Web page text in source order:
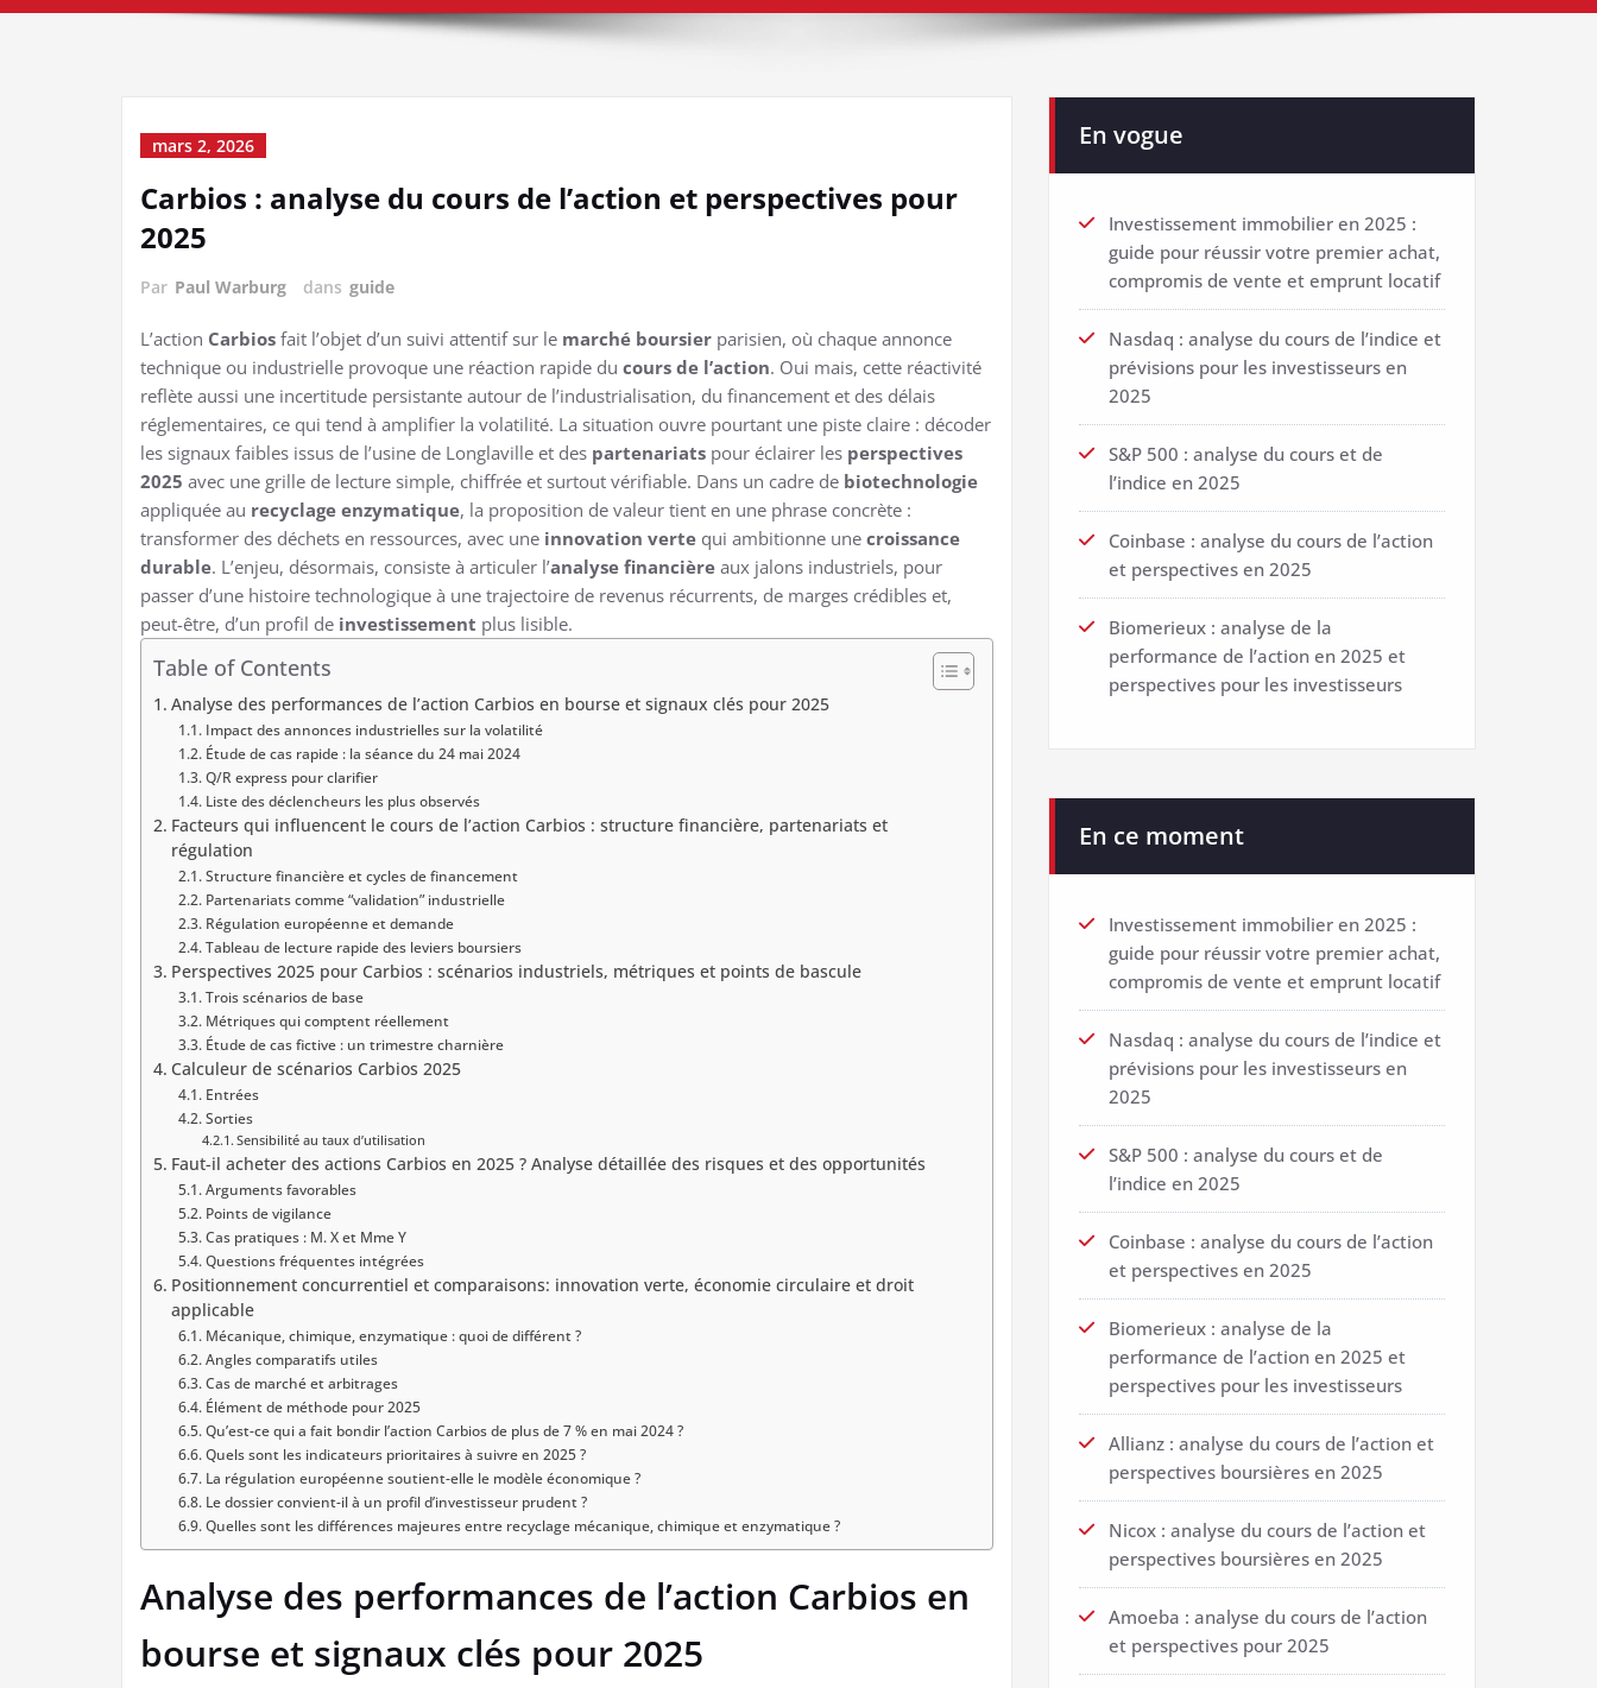
mars 2, 2026
Carbios : analyse du cours de l’action et perspectives pour
2025
Par Paul Warburg dans guide
L’action Carbios fait l’objet d’un suivi attentif sur le marché boursier parisien, où chaque annonce
technique ou industrielle provoque une réaction rapide du cours de l’action. Oui mais, cette réactivité
reflète aussi une incertitude persistante autour de l’industrialisation, du financement et des délais
réglementaires, ce qui tend à amplifier la volatilité. La situation ouvre pourtant une piste claire : décoder
les signaux faibles issus de l’usine de Longlaville et des partenariats pour éclairer les perspectives
2025 avec une grille de lecture simple, chiffrée et surtout vérifiable. Dans un cadre de biotechnologie
appliquée au recyclage enzymatique, la proposition de valeur tient en une phrase concrète :
transformer des déchets en ressources, avec une innovation verte qui ambitionne une croissance
durable. L’enjeu, désormais, consiste à articuler l’analyse financière aux jalons industriels, pour
passer d’une histoire technologique à une trajectoire de revenus récurrents, de marges crédibles et,
peut-être, d’un profil de investissement plus lisible.
Table of Contents
Analyse des performances de l’action Carbios en bourse et signaux clés pour 2025
Impact des annonces industrielles sur la volatilité
Étude de cas rapide : la séance du 24 mai 2024
Q/R express pour clarifier
Liste des déclencheurs les plus observés
Facteurs qui influencent le cours de l’action Carbios : structure financière, partenariats et
régulation
Structure financière et cycles de financement
Partenariats comme “validation” industrielle
Régulation européenne et demande
Tableau de lecture rapide des leviers boursiers
Perspectives 2025 pour Carbios : scénarios industriels, métriques et points de bascule
Trois scénarios de base
Métriques qui comptent réellement
Étude de cas fictive : un trimestre charnière
Calculeur de scénarios Carbios 2025
Entrées
Sorties
Sensibilité au taux d’utilisation
Faut-il acheter des actions Carbios en 2025 ? Analyse détaillée des risques et des opportunités
Arguments favorables
Points de vigilance
Cas pratiques : M. X et Mme Y
Questions fréquentes intégrées
Positionnement concurrentiel et comparaisons: innovation verte, économie circulaire et droit
applicable
Mécanique, chimique, enzymatique : quoi de différent ?
Angles comparatifs utiles
Cas de marché et arbitrages
Élément de méthode pour 2025
Qu’est-ce qui a fait bondir l’action Carbios de plus de 7 % en mai 2024 ?
Quels sont les indicateurs prioritaires à suivre en 2025 ?
La régulation européenne soutient-elle le modèle économique ?
Le dossier convient-il à un profil d’investisseur prudent ?
Quelles sont les différences majeures entre recyclage mécanique, chimique et enzymatique ?
Analyse des performances de l’action Carbios en
bourse et signaux clés pour 2025
En vogue
Investissement immobilier en 2025 :
guide pour réussir votre premier achat,
compromis de vente et emprunt locatif
Nasdaq : analyse du cours de l’indice et
prévisions pour les investisseurs en
2025
S&P 500 : analyse du cours et de
l’indice en 2025
Coinbase : analyse du cours de l’action
et perspectives en 2025
Biomerieux : analyse de la
performance de l’action en 2025 et
perspectives pour les investisseurs
En ce moment
Investissement immobilier en 2025 :
guide pour réussir votre premier achat,
compromis de vente et emprunt locatif
Nasdaq : analyse du cours de l’indice et
prévisions pour les investisseurs en
2025
S&P 500 : analyse du cours et de
l’indice en 2025
Coinbase : analyse du cours de l’action
et perspectives en 2025
Biomerieux : analyse de la
performance de l’action en 2025 et
perspectives pour les investisseurs
Allianz : analyse du cours de l’action et
perspectives boursières en 2025
Nicox : analyse du cours de l’action et
perspectives boursières en 2025
Amoeba : analyse du cours de l’action
et perspectives pour 2025